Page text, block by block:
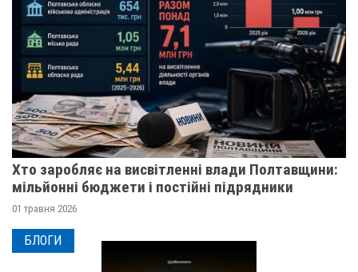
Хто заробляє на висвітленні влади Полтавщини:
мільйонні бюджети і постійні підрядники
01 травня 2026
БЛОГИ